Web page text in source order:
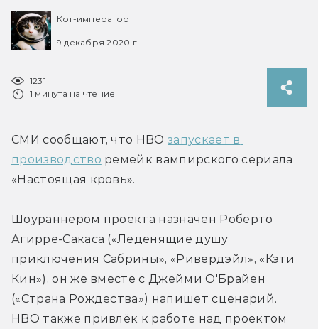
Кот-император
9 декабря 2020 г.
1231
1 минута на чтение
СМИ сообщают, что HBO запускает в
производство ремейк вампирского сериала
«Настоящая кровь».
Шоураннером проекта назначен Роберто
Агирре-Сакаса («Леденящие душу
приключения Сабрины», «Ривердэйл», «Кэти
Кин»), он же вместе с Джейми О'Брайен
(«Страна Рождества») напишет сценарий.
HBO также привлёк к работе над проектом